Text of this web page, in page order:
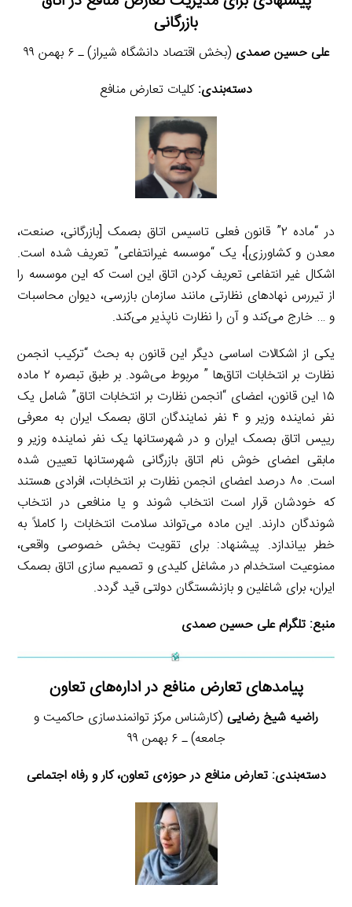
بازرگانی
علی حسین صمدی (بخش اقتصاد دانشگاه شیراز) ـ ۶ بهمن ۹۹
دسته‌بندی:کلیات تعارض منافع
در “ماده ۲” قانون فعلی تاسیس اتاق بصمک [بازرگانی، صنعت،
معدن و کشاورزی]، یک “موسسه غیرانتفاعی” تعریف شده است.
اشکال غیر انتفاعی تعریف کردن اتاق این است که این موسسه را
از تیررس نهادهای نظارتی مانند سازمان بازرسی، دیوان محاسبات
و … خارج می‌کند و آن را نظارت ناپذیر می‌کند.
یکی از اشکالات اساسی دیگر این قانون به بحث “ترکیب انجمن
نظارت بر انتخابات اتاق‌ها ” مربوط می‌شود. بر طبق تبصره ۲ ماده
۱۵ این قانون، اعضای “انجمن نظارت بر انتخابات اتاق” شامل یک
نفر نماینده وزیر و ۴ نفر نمایندگان اتاق بصمک ایران به معرفی
رییس اتاق بصمک ایران و در شهرستانها یک نفر نماینده وزیر و
مابقی اعضای خوش نام اتاق بازرگانی شهرستانها تعیین شده
است. ۸۰ درصد اعضای انجمن نظارت بر انتخابات، افرادی هستند
که خودشان قرار است انتخاب شوند و یا منافعی در انتخاب
شوندگان دارند. این ماده می‌تواند سلامت انتخابات را کاملاً به
خطر بیاندازد. پیشنهاد: برای تقویت بخش خصوصی واقعی،
ممنوعیت استخدام در مشاغل کلیدی و تصمیم سازی اتاق بصمک
ایران، برای شاغلین و بازنشستگان دولتی قید گردد.
منبع: تلگرام علی حسین صمدی
پیامدهای تعارض منافع در اداره‌های تعاون
راضیه شیخ رضایی (کارشناس مرکز توانمندسازی حاکمیت و
جامعه) ـ ۶ بهمن ۹۹
دسته‌بندی: تعارض منافع در حوزه‌ی تعاون، کار و رفاه اجتماعی